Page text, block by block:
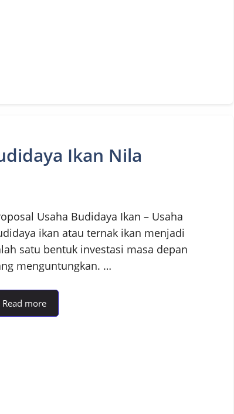
Ikan Nila
Usaha Budidaya Ikan – Usaha
ikan atau ternak ikan menjadi
satu bentuk investasi masa depan
menguntungkan. …
Read more